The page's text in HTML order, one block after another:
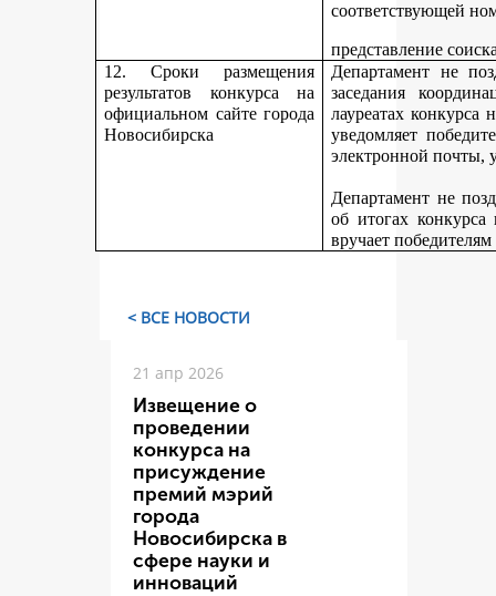
соответствующей
представление
12. Сроки размещения
результатов конкурса на
официальном сайте города
Новосибирска
Департамент не
заседания
лауреатах
уведомляет
электронной почты,
Департамент не
об итогах
вручает
< ВСЕ НОВОСТИ
21 апр 2026
Извещение о
проведении
конкурса на
присуждение
премий мэрий
города
Новосибирска в
сфере науки и
инноваций